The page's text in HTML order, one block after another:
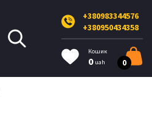
+380983344576
+380950434358
Кошик
0 uah 0